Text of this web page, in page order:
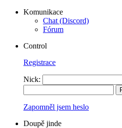
Komunikace
Chat (Discord)
Fórum
Control
Registrace
Nick:
Zapomněl jsem heslo
Doupě jinde